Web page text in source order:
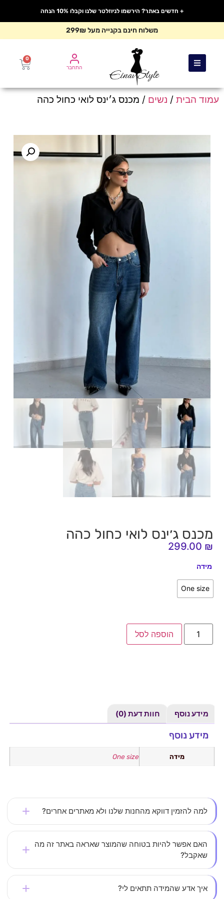
+ חדשים באתר? הירשמו לניוזלטר שלנו וקבלו 10% הנחה
משלוח חינם בקנייה מעל 299₪
0
התחבר
עמוד הבית / נשים / מכנס ג׳ינס לואי כחול כהה
מכנס ג׳ינס לואי כחול כהה
299.00 ₪
מידה
One size
הוספה לסל
מידע נוסף חוות דעת (0)
מידע נוסף
מידה One size
למה להזמין דווקא מהחנות שלנו ולא מאתרים אחרים?
אצלנו את לא עוד מספר – כל לקוחה חשובה לנו. אנחנו
משקיעים בבחירת בגדים איכותיים, מחמיאים ונוחים
שמתאימים לאישה הישראלית – במחירים נגישים וללא פשרות
על הסטייל.
האם אפשר להיות בטוחה שהמוצר שאראה באתר זה מה
שאקבל?
בהחלט. כל התמונות באתר הן אותנטיות, ללא הפתעות, ואנחנו
איך אדע שהמידה תתאים לי?